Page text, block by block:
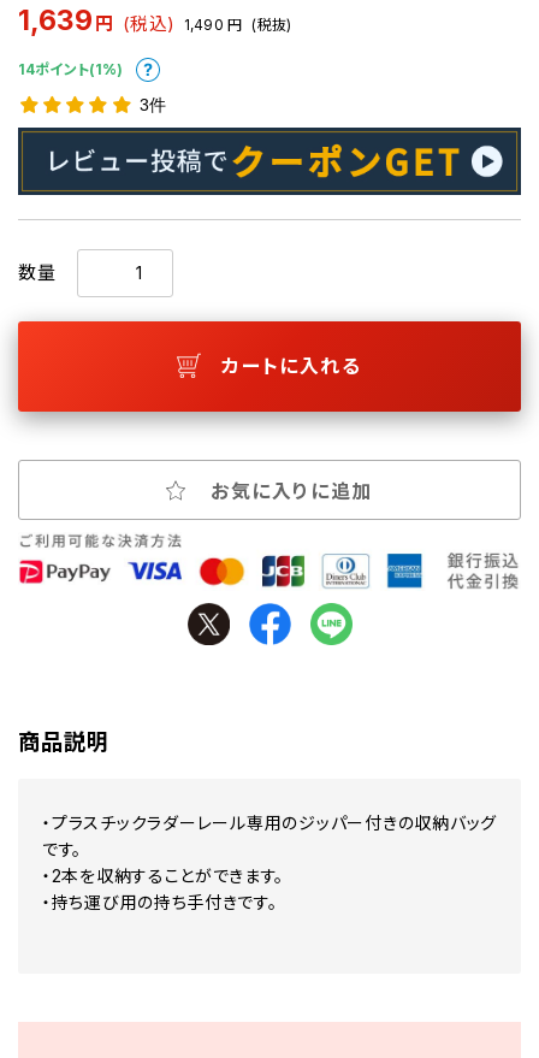
1,639 円 (税込) 1,490 円 (税抜)
14ポイント(1%)
3件
数量
カートに入れる
お気に入りに追加
商品説明
・プラスチックラダーレール専用のジッパー付きの収納バッグ
です。
・2本を収納することができます。
・持ち運び用の持ち手付きです。